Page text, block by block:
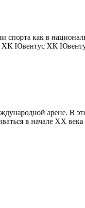
как в
ХК Ювентус ХК
арене. В
в начале XX